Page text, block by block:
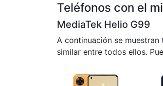
Teléfonos con el
MediaTek Helio G99
A continuación se muestran
similar entre todos ellos.